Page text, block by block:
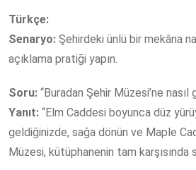
Türkçe:
Senaryo: Şehirdeki ünlü bir mekâna
açıklama pratiği yapın.
Soru: “Buradan Şehir Müzesi’ne nasıl
Yanıt: “Elm Caddesi boyunca düz
geldiğinizde, sağa dönün ve Maple
Müzesi, kütüphanenin tam karşısında